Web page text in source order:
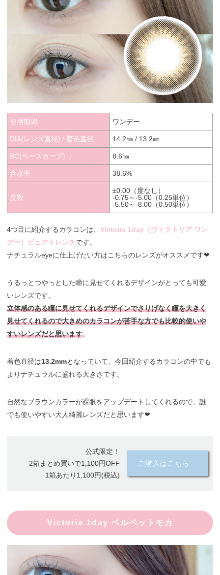
使用期間 ワンデー
DIA(レンズ直径) / 着色直径 14.2㎜ / 13.2㎜
BC(ベースカーブ) 8.6㎜
含水率 38.6%
度数
±0.00（度なし）
-0.75～-5.00（0.25単位）
-5.50～-8.00（0.50単位）
4つ目に紹介するカラコンは、Victoria 1day（ヴィクトリア ワン
デー）ピュアトレンチです。
ナチュラルeyeに仕上げたい方はこちらのレンズがオススメです❤︎
うるっとつやっとした瞳に見せてくれるデザインがとっても可愛
いレンズです。
立体感のある瞳に見せてくれるデザインでさりげなく瞳を大きく
見せてくれるので大きめのカラコンが苦手な方でも比較的使いや
すいレンズだと思います。
着色直径は13.2mmとなっていて、今回紹介するカラコンの中でも
よりナチュラルに盛れる大きさです。
自然なブラウンカラーが裸眼をアップデートしてくれるので、誰
でも使いやすい大人綺麗レンズだと思います❤︎
公式限定！
2箱まとめ買いで1,100円OFF
1箱あたり1,100円(税込)
ご購入はこちら
Victoria 1day ベルベットモカ